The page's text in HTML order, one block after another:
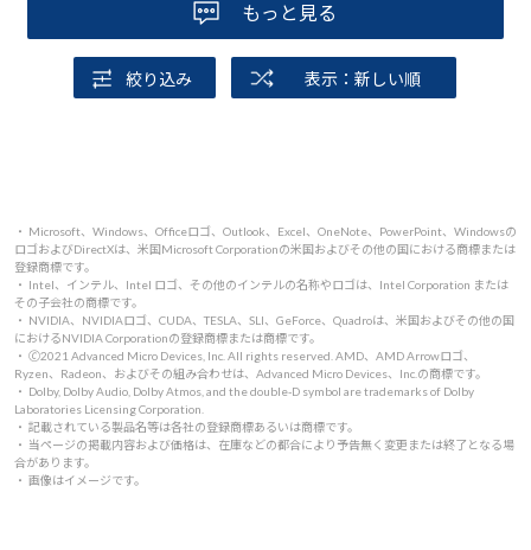
もっと見る
絞り込み 表示：新しい順
・ Microsoft、Windows、Officeロゴ、Outlook、Excel、OneNote、PowerPoint、Windowsの
ロゴおよびDirectXは、米国Microsoft Corporationの米国およびその他の国における商標または
登録商標です。
・ Intel、インテル、Intel ロゴ、その他のインテルの名称やロゴは、Intel Corporation または
その子会社の商標です。
・ NVIDIA、NVIDIAロゴ、CUDA、TESLA、SLI、GeForce、Quadroは、米国およびその他の国
におけるNVIDIA Corporationの登録商標または商標です。
・ 🄫2021 Advanced Micro Devices, Inc. All rights reserved. AMD、AMD Arrowロゴ、
Ryzen、Radeon、およびその組み合わせは、Advanced Micro Devices、Inc.の商標です。
・ Dolby, Dolby Audio, Dolby Atmos, and the double-D symbol are trademarks of Dolby
Laboratories Licensing Corporation.
・ 記載されている製品名等は各社の登録商標あるいは商標です。
・ 当ページの掲載内容および価格は、在庫などの都合により予告無く変更または終了となる場
合があります。
・ 画像はイメージです。